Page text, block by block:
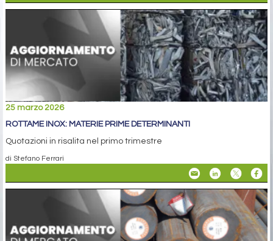
25 marzo 2026
ROTTAME INOX: MATERIE PRIME DETERMINANTI
Quotazioni in risalita nel primo trimestre
di Stefano Ferrari